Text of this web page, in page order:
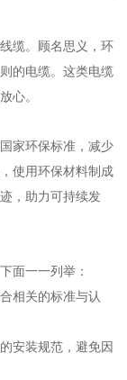
缆。顾名思义，环
的电缆。这类电缆
心。
家环保标准，减少
使用环保材料制成
，助力可持续发
面一一列举：
相关的标准与认
安装规范，避免因